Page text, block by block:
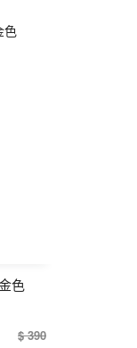
色
$ 390